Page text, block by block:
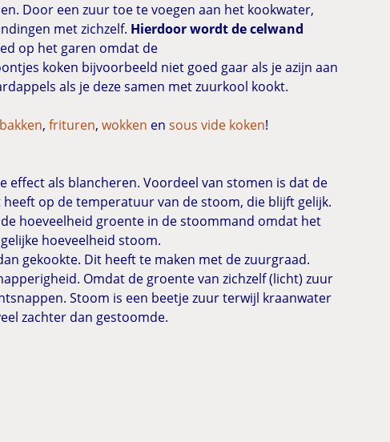
Door een zuur toe te voegen aan het kookwater,
met zichzelf. Hierdoor wordt de celwand
op het garen omdat de
koken bijvoorbeeld niet goed gaar als je azijn aan
als je deze samen met zuurkool kookt.
bakken, frituren, wokken en sous vide koken!
effect als blancheren. Voordeel van stomen is dat de
op de temperatuur van de stoom, die blijft gelijk.
hoeveelheid groente in de stoommand omdat het
hoeveelheid stoom.
gekookte. Dit heeft te maken met de zuurgraad.
Omdat de groente van zichzelf (licht) zuur
Stoom is een beetje zuur terwijl kraanwater
zachter dan gestoomde.